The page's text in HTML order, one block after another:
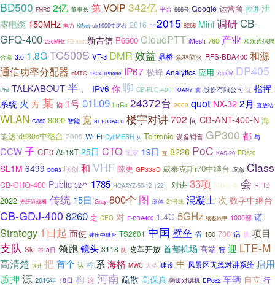
BD500 FMRC 2亿 董事长 第VOIP 342亿 平台 666号 Google 运营商 推进 泄
露电缆 150MHz 电力 KiNet slr1000中继台 2016 --2015 8268 Mini 调研CB-
GFQ-400 230MHz FD-998 新吉信 P6600 CloudPTT iMesh 760 产业 和源通信耦
合器 3.0 1.8GTC500S VT-3 DMR 效益 鼎桥 森林防火 RFS-BDA400 和源
通信功率分配器 eMTC 1624 iPhone IP67 极蜂 Analytics 应用 3000M DP405
Phil TALKABOUT半 IPv6 你 聊 CB-FLQ-400 TOANY 冀 股份有限公司 泛 指挥
系统 火 方 某 物 1号01L09 LoRa 24372台 2900 quot NX-32 2月 直放站
WLAN G882 8000 智能 宽 RFT-BDA400 楼宇对讲702 问 CB-ANT-400-N 海
能达rd980s中继台 2009 Wi-Fi CytiMESH 从 Teltronic 设备销售 GP300 都 与
CCW子 CE0 A518T 25日 CTO 国家 19日 互 8228 PoC KAS-20 RD620
SL1M 6499 DDR3 联创 和 VHF 隙更 GP338D 威泰克斯r70中继台 应急 Class
CB-OHQ-400 Public 32个 1785 HCAAYZ-50-12（22） 对讲 33项 招标公告 会 RFID
2022 光纤近端机 传统 15日 Gray 800个 图 遗体 21号线 混凝土 次 数字中继台
CB-GDJ-400 8260 之 CEO 对 E-BDA400 1.4G 5GHz 钢盔铁甲 1000部 诺
Strategy 1日起 而使 建伍中继台 TS2601 中国 壁垒 省 100 700 话 拥 项目
支队 Skr 不 8日 领跑镜头 3118 队 改革开放 首都机场 高端 赞 迎 LTE-M
高清楚 提升 把首个 认 桥 系 海格 MWC 大型 建设 中 风景区无线对讲系统 启用
质押 源 2016年 18日 构 这 河南 疏散 高保真 防爆对讲机 EP682 车辆 自立 行